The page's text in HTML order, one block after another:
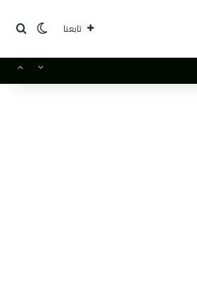
تابعنا الوضع